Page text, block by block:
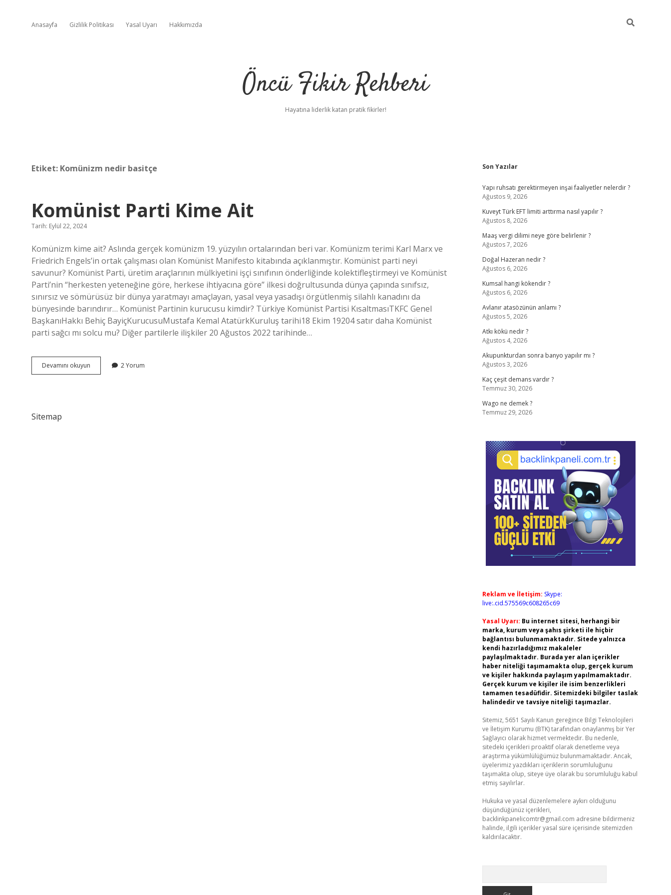
Anasayfa Gizlilik Politikası Yasal Uyarı Hakkımızda
Öncü Fikir Rehberi
Hayatına liderlik katan pratik fikirler!
Etiket: Komünizm nedir basitçe
Komünist Parti Kime Ait
Tarih: Eylül 22, 2024
Komünizm kime ait? Aslında gerçek komünizm 19. yüzyılın ortalarından beri var. Komünizm terimi Karl Marx ve
Friedrich Engels’in ortak çalışması olan Komünist Manifesto kitabında açıklanmıştır. Komünist parti neyi
savunur? Komünist Parti, üretim araçlarının mülkiyetini işçi sınıfının önderliğinde kolektifleştirmeyi ve Komünist
Parti’nin “herkesten yeteneğine göre, herkese ihtiyacına göre” ilkesi doğrultusunda dünya çapında sınıfsız,
sınırsız ve sömürüsüz bir dünya yaratmayı amaçlayan, yasal veya yasadışı örgütlenmiş silahlı kanadını da
bünyesinde barındırır… Komünist Partinin kurucusu kimdir? Türkiye Komünist Partisi KısaltmasıTKFC Genel
BaşkanıHakkı Behiç BayiçKurucusuMustafa Kemal AtatürkKuruluş tarihi18 Ekim 19204 satır daha Komünist
parti sağcı mı solcu mu? Diğer partilerle ilişkiler 20 Ağustos 2022 tarihinde…
Devamını okuyun Komünist
Parti
2 Yorum
Sitemap
Sidebar
Son Yazılar
Yapı ruhsatı gerektirmeyen inşai faaliyetler nelerdir ?
Ağustos 9, 2026
Kuveyt Türk EFT limiti arttırma nasıl yapılır ?
Ağustos 8, 2026
Maaş vergi dilimi neye göre belirlenir ?
Ağustos 7, 2026
Doğal Hazeran nedir ?
Ağustos 6, 2026
Kumsal hangi kökendir ?
Ağustos 6, 2026
Avlanır atasözünün anlamı ?
Ağustos 5, 2026
Atkı kökü nedir ?
Ağustos 4, 2026
Akupunkturdan sonra banyo yapılır mı ?
Ağustos 3, 2026
Kaç çeşit demans vardır ?
Temmuz 30, 2026
Wago ne demek ?
Temmuz 29, 2026
Reklam ve İletişim: Skype:
live:.cid.575569c608265c69
Yasal Uyarı: Bu internet sitesi, herhangi bir
marka, kurum veya şahıs şirketi ile hiçbir
bağlantısı bulunmamaktadır. Sitede yalnızca
kendi hazırladığımız makaleler
paylaşılmaktadır. Burada yer alan içerikler
haber niteliği taşımamakta olup, gerçek kurum
ve kişiler hakkında paylaşım yapılmamaktadır.
Gerçek kurum ve kişiler ile isim benzerlikleri
tamamen tesadüfidir. Sitemizdeki bilgiler taslak
halindedir ve tavsiye niteliği taşımazlar.
Sitemiz, 5651 Sayılı Kanun gereğince Bilgi Teknolojileri
ve İletişim Kurumu (BTK) tarafından onaylanmış bir Yer
Sağlayıcı olarak hizmet vermektedir. Bu nedenle,
sitedeki içerikleri proaktif olarak denetleme veya
araştırma yükümlülüğümüz bulunmamaktadır. Ancak,
üyelerimiz yazdıkları içeriklerin sorumluluğunu
taşımakta olup, siteye üye olarak bu sorumluluğu kabul
etmiş sayılırlar.
Hukuka ve yasal düzenlemelere aykırı olduğunu
düşündüğünüz içerikleri,
backlinkpanelicomtr@gmail.com adresine bildirmeniz
halinde, ilgili içerikler yasal süre içerisinde sitemizden
kaldırılacaktır.
ilbet giriş